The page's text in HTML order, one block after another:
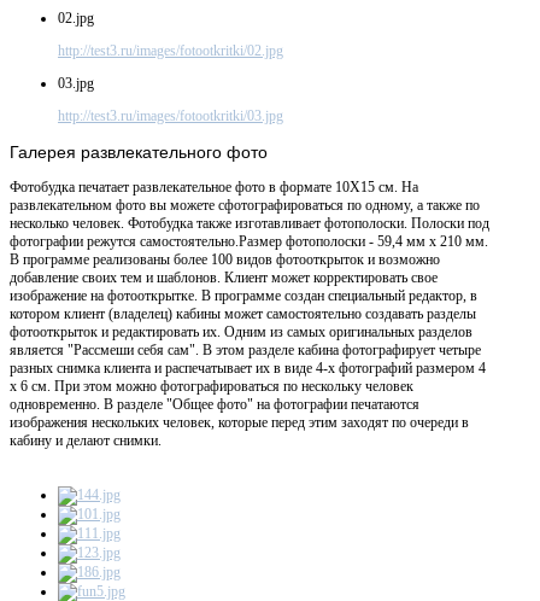
02.jpg
http://test3.ru/images/fotootkritki/02.jpg
03.jpg
http://test3.ru/images/fotootkritki/03.jpg
Галерея развлекательного фото
Фотобудка печатает развлекательное фото в формате 10X15 см. На
развлекательном фото вы можете сфотографироваться по одному, а также по
несколько человек. Фотобудка также изготавливает фотополоски. Полоски под
фотографии режутся самостоятельно.Размер фотополоски - 59,4 мм х 210 мм.
В программе реализованы более 100 видов фотооткрыток и возможно
добавление своих тем и шаблонов. Клиент может корректировать свое
изображение на фотооткрытке. В программе создан специальный редактор, в
котором клиент (владелец) кабины может самостоятельно создавать разделы
фотооткрыток и редактировать их. Одним из самых оригинальных разделов
является "Рассмеши себя сам". В этом разделе кабина фотографирует четыре
разных снимка клиента и распечатывает их в виде 4-х фотографий размером 4
х 6 см. При этом можно фотографироваться по нескольку человек
одновременно. В разделе "Общее фото" на фотографии печатаются
изображения нескольких человек, которые перед этим заходят по очереди в
кабину и делают снимки.